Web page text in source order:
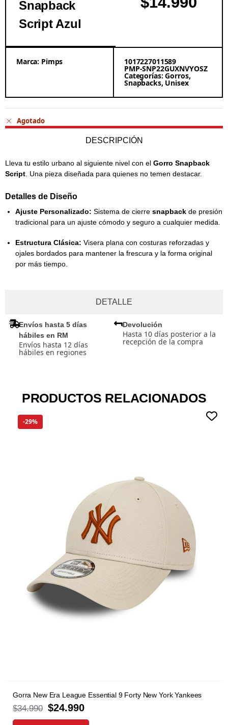
Snapback
Script Azul
Marca: Pimps 1017227011589
PMP-SNP22GUXNVYOSZ
Categorías:Gorros,
Snapbacks, Unisex
Agotado
DESCRIPCIÓN
DETALLE
Gorro Snapback Distortion
Lleva tu estilo urbano al siguiente nivel con el Gorro Snapback
Script . Una pieza diseñada para quienes no temen destacar.
Detalles de Diseño
Ajuste Personalizado: Sistema de cierre snapback de presión
tradicional para un ajuste cómodo y seguro a cualquier medida.
Estructura Clásica: Visera plana con costuras reforzadas y
ojales bordados para mantener la frescura y la forma original
por más tiempo.
Envíos hasta 5 días
hábiles en RM
Envíos hasta 12 días
hábiles en regiones
Devolución
Hasta 10 días posterior a la
recepción de la compra
PRODUCTOS RELACIONADOS
-29%
Gorra New Era League Essential 9 Forty New York Yankees
$34.990 $24.990